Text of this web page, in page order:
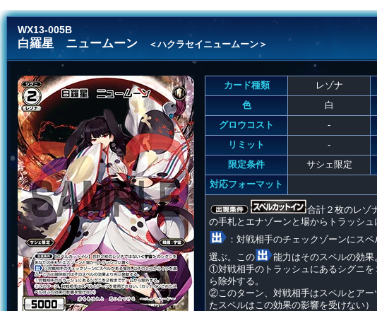
WX13-005B
白羅星 ニュームーン ＜ハクラセイニュームーン＞
カード種類 レゾナ
色
白
グロウコスト
-
リミット
-
限定条件
サシェ限定
対応フォーマット
合計２枚のレゾ
の手札とエナゾーンと場からトラッシュ
：対戦相手のチェックゾーンにス
選ぶ。この
能力はそのスペルの効果
①対戦相手のトラッシュにあるシグニ
ら除外する。
②このターン、対戦相手はスペルとア
たスペルはこの効果の影響を受けない）